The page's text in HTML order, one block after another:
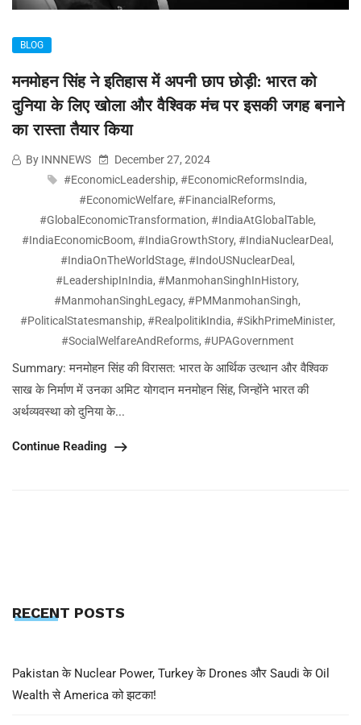
BLOG
मनमोहन सिंह ने इतिहास में अपनी छाप छोड़ी: भारत को
दुनिया के लिए खोला और वैश्विक मंच पर इसकी जगह बनाने
का रास्ता तैयार किया
By INNNEWS
December 27, 2024
#EconomicLeadership, #EconomicReformsIndia,
#EconomicWelfare, #FinancialReforms,
#GlobalEconomicTransformation, #IndiaAtGlobalTable,
#IndiaEconomicBoom, #IndiaGrowthStory, #IndiaNuclearDeal ,
#IndiaOnTheWorldStage, #IndoUSNuclearDeal ,
#LeadershipInIndia, #ManmohanSinghInHistory,
#ManmohanSinghLegacy, #PMManmohanSingh,
#PoliticalStatesmanship, #RealpolitikIndia, #SikhPrimeMinister,
#SocialWelfareAndReforms, #UPAGovernment
Summary: मनमोहन सिंह की विरासत: भारत के आर्थिक उत्थान और वैश्विक
साख के निर्माण में उनका अमिट योगदान मनमोहन सिंह, जिन्होंने भारत की
अर्थव्यवस्था को दुनिया के...
Continue Reading
RECENT POSTS
Pakistan के Nuclear Power, Turkey के Drones और Saudi के Oil
Wealth से America को झटका!